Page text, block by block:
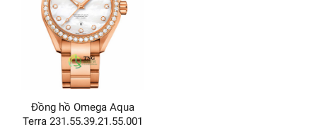
Đồng hồ Omega Aqua
Terra 231.55.39.21.55.001